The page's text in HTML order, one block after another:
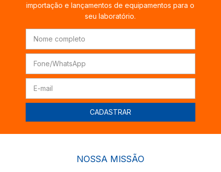
importação e lançamentos de equipamentos para o
seu laboratório.
NOSSA MISSÃO